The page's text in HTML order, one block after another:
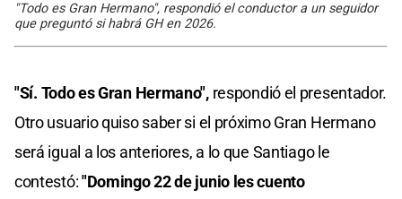
"Todo es Gran Hermano", respondió el conductor a un seguidor
que preguntó si habrá GH en 2026.
"Sí. Todo es Gran Hermano",respondió el presentador.
Otro usuario quiso saber si el próximo Gran Hermano
será igual a los anteriores, a lo que Santiago le
contestó:"Domingo 22 de junio les cuento